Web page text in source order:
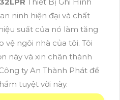
ninh hiện đại và chất
suất của nó làm tăng
vệ ngôi nhà của tôi. Tôi
này và xin chân thành
ty An Thành Phát để
tuyệt vời này.